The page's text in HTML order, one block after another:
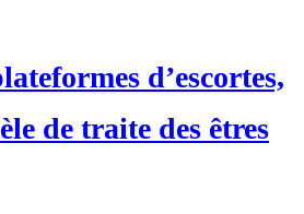
d’escortes,
de traite des êtres